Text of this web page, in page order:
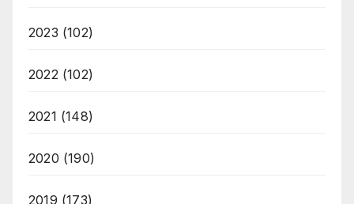
2023 (102)
2022 (102)
2021 (148)
2020 (190)
2019 (173)